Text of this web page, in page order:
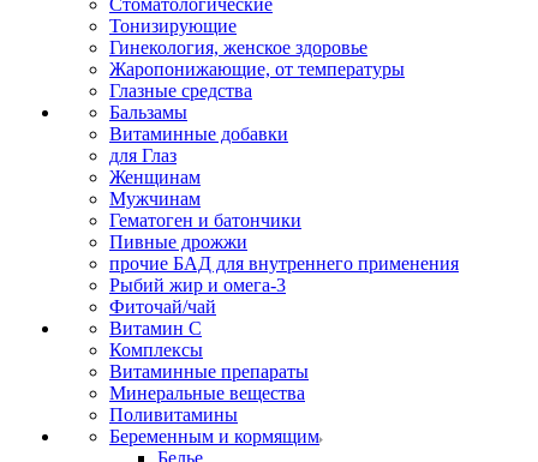
Стоматологические
Тонизирующие
Гинекология, женское здоровье
Жаропонижающие, от температуры
Глазные средства
Бальзамы
Витаминные добавки
для Глаз
Женщинам
Мужчинам
Гематоген и батончики
Пивные дрожжи
прочие БАД для внутреннего применения
Рыбий жир и омега-3
Фиточай/чай
Витамин С
Комплексы
Витаминные препараты
Минеральные вещества
Поливитамины
Беременным и кормящим
Белье